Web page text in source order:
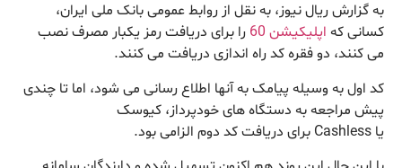
به گزارش ریال نیوز، به نقل از روابط عمومی بانک ملی ایران،
کسانی که اپلیکیشن 60
را برای دریافت رمز یکبار مصرف نصب
می کنند، دو فقره کد راه اندازی دریافت می کنند.
کد اول به وسیله پیامک به آنها اطلاع رسانی می شود، اما تا چندی
پیش مراجعه به دستگاه های خودپرداز، کیوسک
یا Cashless برای دریافت کد دوم الزامی بود.